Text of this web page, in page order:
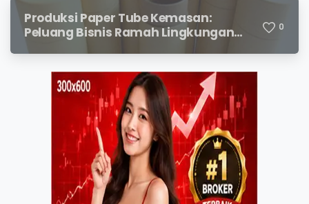
Produksi Paper Tube Kemasan:
Peluang Bisnis Ramah Lingkungan
0